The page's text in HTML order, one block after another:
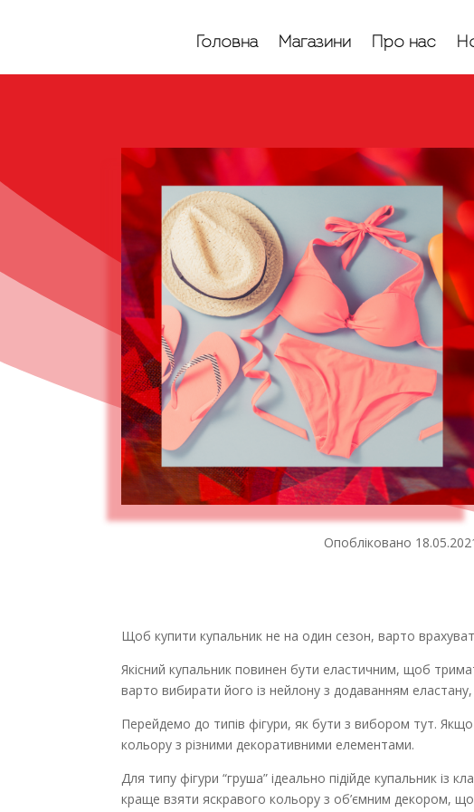
Головна Магазини Про нас
Опобліковано
Щоб купити купальник не на один сезон, варто
Якісний купальник повинен бути еластичним, щоб
варто вибирати його із нейлону з додаванням еластану,
Перейдемо до типів фігури, як бути з вибором тут.
кольору з різними декоративними елементами.
Для типу фігури “груша” ідеально підійде купальник
краще взяти яскравого кольору з об’ємним декором,